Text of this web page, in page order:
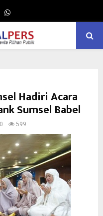
Whatsapp
Hadiri Acara
Sumsel Babel
0 599